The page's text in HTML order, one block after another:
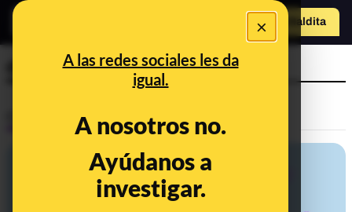
×
A las redes sociales les da
igual.
A nosotros no.
Ayúdanos a
investigar.
Hazte Maldita
dos semanas
Control del poder